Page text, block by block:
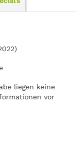
liegen keine
vor